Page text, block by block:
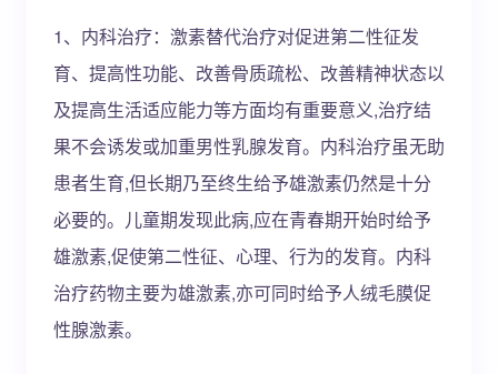
1、内科治疗：激素替代治疗对促进第二性征发
育、提高性功能、改善骨质疏松、改善精神状态以
及提高生活适应能力等方面均有重要意义,治疗结
果不会诱发或加重男性乳腺发育。内科治疗虽无助
患者生育,但长期乃至终生给予雄激素仍然是十分
必要的。儿童期发现此病,应在青春期开始时给予
雄激素,促使第二性征、心理、行为的发育。内科
治疗药物主要为雄激素,亦可同时给予人绒毛膜促
性腺激素。